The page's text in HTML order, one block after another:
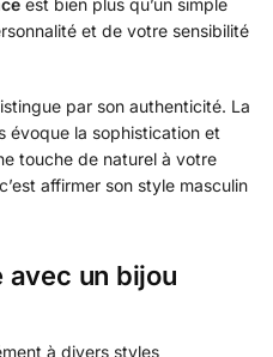
et de votre sensibilité
par son authenticité. La
évoque la sophistication et
touche de naturel à votre
affirmer son style masculin
avec un bijou
à divers styles